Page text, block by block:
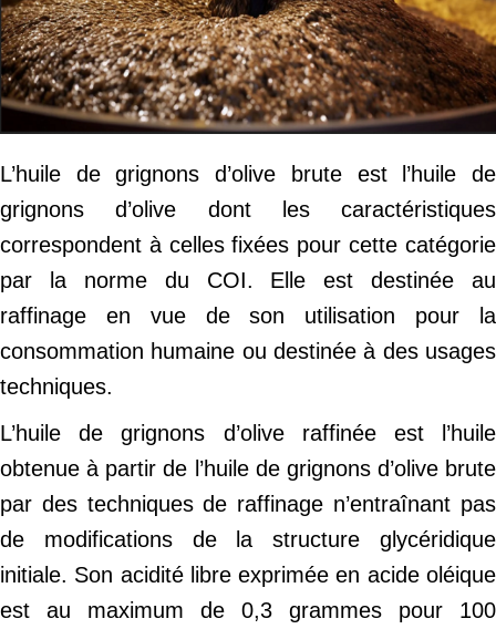
L’huile de grignons d’olive brute est l’huile de
grignons d’olive dont les caractéristiques
correspondent à celles fixées pour cette catégorie
par la norme du COI. Elle est destinée au
raffinage en vue de son utilisation pour la
consommation humaine ou destinée à des usages
techniques.
L’huile de grignons d’olive raffinée est l’huile
obtenue à partir de l’huile de grignons d’olive brute
par des techniques de raffinage n’entraînant pas
de modifications de la structure glycéridique
initiale. Son acidité libre exprimée en acide oléique
est au maximum de 0,3 grammes pour 100